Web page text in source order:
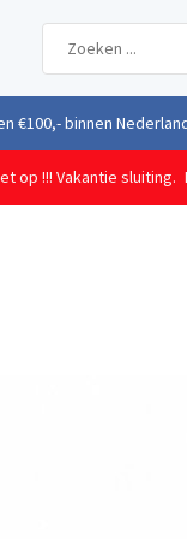
vanuit ons magazijn
op !!! Vakantie sluiting.